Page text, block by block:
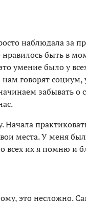
наблюдала за
быть в
умение было у
говорят социум,
забывать о
места. У меня
всех их я помню и
это несложно.